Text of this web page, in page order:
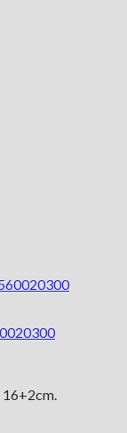
16+2cm.